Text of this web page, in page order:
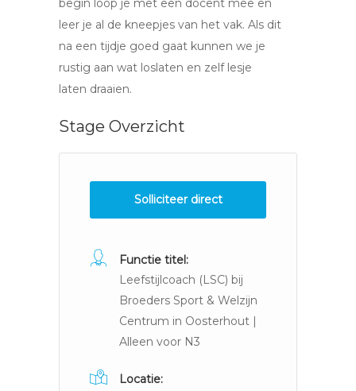
begin loop je met een docent mee en
leer je al de kneepjes van het vak. Als dit
na een tijdje goed gaat kunnen we je
rustig aan wat loslaten en zelf lesje
laten draaien.
Stage Overzicht
Solliciteer direct
Functie titel:
Leefstijlcoach (LSC) bij
Broeders Sport & Welzijn
Centrum in Oosterhout |
Alleen voor N3
Locatie: